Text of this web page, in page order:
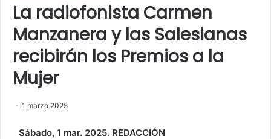
La radiofonista Carmen
Manzanera y las Salesianas
recibirán los Premios a la
Mujer
1 marzo 2025
Sábado, 1 mar. 2025. REDACCIÓN